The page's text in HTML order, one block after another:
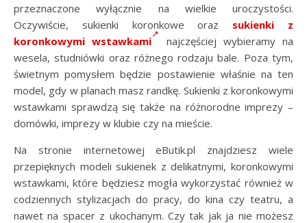
przeznaczone wyłącznie na wielkie uroczystości.
Oczywiście, sukienki koronkowe oraz sukienki z
koronkowymi wstawkami
najczęściej wybieramy na
wesela, studniówki oraz różnego rodzaju bale. Poza tym,
świetnym pomysłem będzie postawienie właśnie na ten
model, gdy w planach masz randkę. Sukienki z koronkowymi
wstawkami sprawdzą się także na różnorodne imprezy –
domówki, imprezy w klubie czy na mieście.
Na stronie internetowej eButik.pl znajdziesz wiele
przepięknych modeli sukienek z delikatnymi, koronkowymi
wstawkami, które będziesz mogła wykorzystać również w
codziennych stylizacjach do pracy, do kina czy teatru, a
nawet na spacer z ukochanym. Czy tak jak ja nie możesz